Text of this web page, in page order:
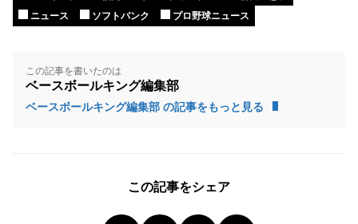
ニュース
ソフトバンク プロ野球ニュース
この記事を書いたのは
ベースボールキング編集部
ベースボールキング編集部 の記事をもっと見る
この記事をシェア